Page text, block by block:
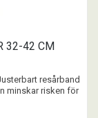
32-42 CM
resårband
minskar risken för